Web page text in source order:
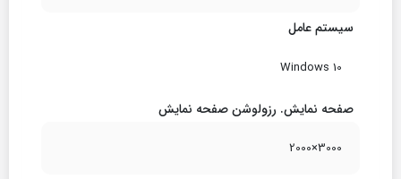
سیستم عامل
Windows 10
صفحه نمایش. رزولوشن صفحه نمایش
3000×2000